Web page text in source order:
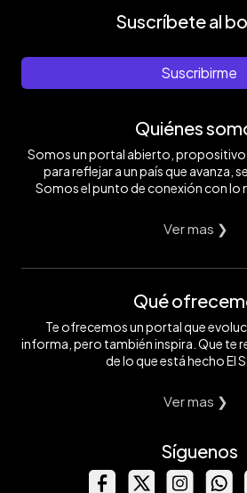
Suscríbete al
Suscribirme
Quiénes
Somos un portal abierto,
para reflejar a un país que avanza,
Somos el punto de conexión con lo
Ver mas ❯
Qué
Te ofrecemos un portal que
informa, pero también inspira. Que te
de lo que está hecho El
Ver mas ❯
Síguenos